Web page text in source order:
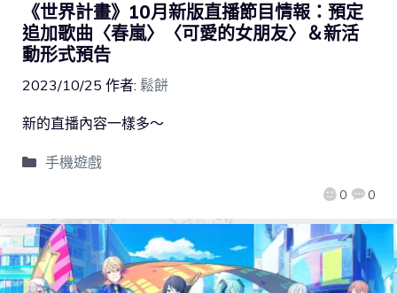
《世界計畫》10月新版直播節目情報：預定
追加歌曲〈春嵐〉〈可愛的女朋友〉＆新活
動形式預告
2023/10/25 作者: 鬆餅
0 0
新的直播內容一樣多～
手機遊戲